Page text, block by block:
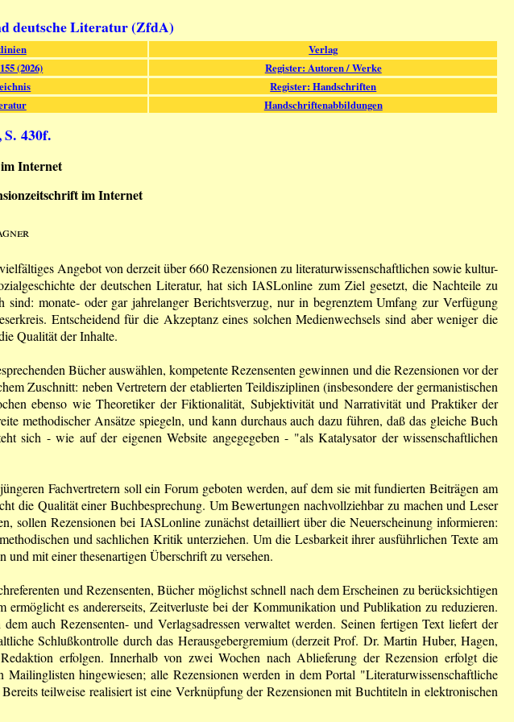
deutsche Literatur (ZfdA)
Verlag
(2026)
Register: Autoren / Werke
Register: Handschriften
Handschriftenabbildungen
430f.
Internet
im Internet
Angebot von derzeit über 660 Rezensionen zu literaturwissenschaftlichen sowie kultur-
der deutschen Literatur, hat sich IASLonline zum Ziel gesetzt, die Nachteile zu
monate- oder gar jahrelanger Berichtsverzug, nur in begrenztem Umfang zur Verfügung
Entscheidend für die Akzeptanz eines solchen Medienwechsels sind aber weniger die
Qualität der Inhalte.
Bücher auswählen, kompetente Rezensenten gewinnen und die Rezensionen vor der
Zuschnitt: neben Vertretern der etablierten Teildisziplinen (insbesondere der germanistischen
ebenso wie Theoretiker der Fiktionalität, Subjektivität und Narrativität und Praktiker der
methodischer Ansätze spiegeln, und kann durchaus auch dazu führen, daß das gleiche Buch
sich - wie auf der eigenen Website angegegeben - "als Katalysator der wissenschaftlichen
Fachvertretern soll ein Forum geboten werden, auf dem sie mit fundierten Beiträgen am
die Qualität einer Buchbesprechung. Um Bewertungen nachvollziehbar zu machen und Leser
sollen Rezensionen bei IASLonline zunächst detailliert über die Neuerscheinung informieren:
und sachlichen Kritik unterziehen. Um die Lesbarkeit ihrer ausführlichen Texte am
mit einer thesenartigen Überschrift zu versehen.
und Rezensenten, Bücher möglichst schnell nach dem Erscheinen zu berücksichtigen
es andererseits, Zeitverluste bei der Kommunikation und Publikation zu reduzieren.
auch Rezensenten- und Verlagsadressen verwaltet werden. Seinen fertigen Text liefert der
Schlußkontrolle durch das Herausgebergremium (derzeit Prof. Dr. Martin Huber, Hagen,
erfolgen. Innerhalb von zwei Wochen nach Ablieferung der Rezension erfolgt die
hingewiesen; alle Rezensionen werden in dem Portal "Literaturwissenschaftliche
teilweise realisiert ist eine Verknüpfung der Rezensionen mit Buchtiteln in elektronischen